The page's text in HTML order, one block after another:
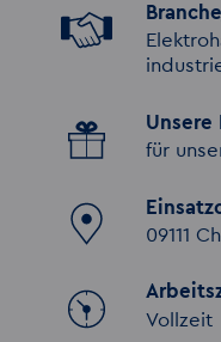
Unsere
für
09111
Vollzeit